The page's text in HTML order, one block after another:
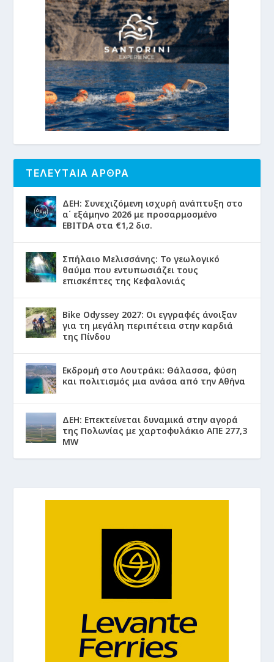
ΤΕΛΕΥΤΑΙΑ ΑΡΘΡΑ
ΔΕΗ: Συνεχιζόμενη ισχυρή ανάπτυξη στο
α΄ εξάμηνο 2026 με προσαρμοσμένο
EBITDA στα €1,2 δισ.
Σπήλαιο Μελισσάνης: Το γεωλογικό
θαύμα που εντυπωσιάζει τους
επισκέπτες της Κεφαλονιάς
Bike Odyssey 2027: Οι εγγραφές άνοιξαν
για τη μεγάλη περιπέτεια στην καρδιά
της Πίνδου
Εκδρομή στο Λουτράκι: Θάλασσα, φύση
και πολιτισμός μια ανάσα από την Αθήνα
ΔΕΗ: Επεκτείνεται δυναμικά στην αγορά
της Πολωνίας με χαρτοφυλάκιο ΑΠΕ 277,3
MW